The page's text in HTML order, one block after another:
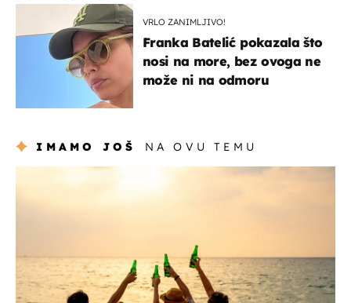
VRLO ZANIMLJIVO!
Franka Batelić pokazala što
nosi na more, bez ovoga ne
može ni na odmoru
IMAMO JOŠ NA OVU TEMU